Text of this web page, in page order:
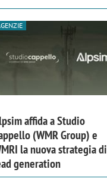
affida a Studio
(WMR Group) e
la nuova strategia di
generation